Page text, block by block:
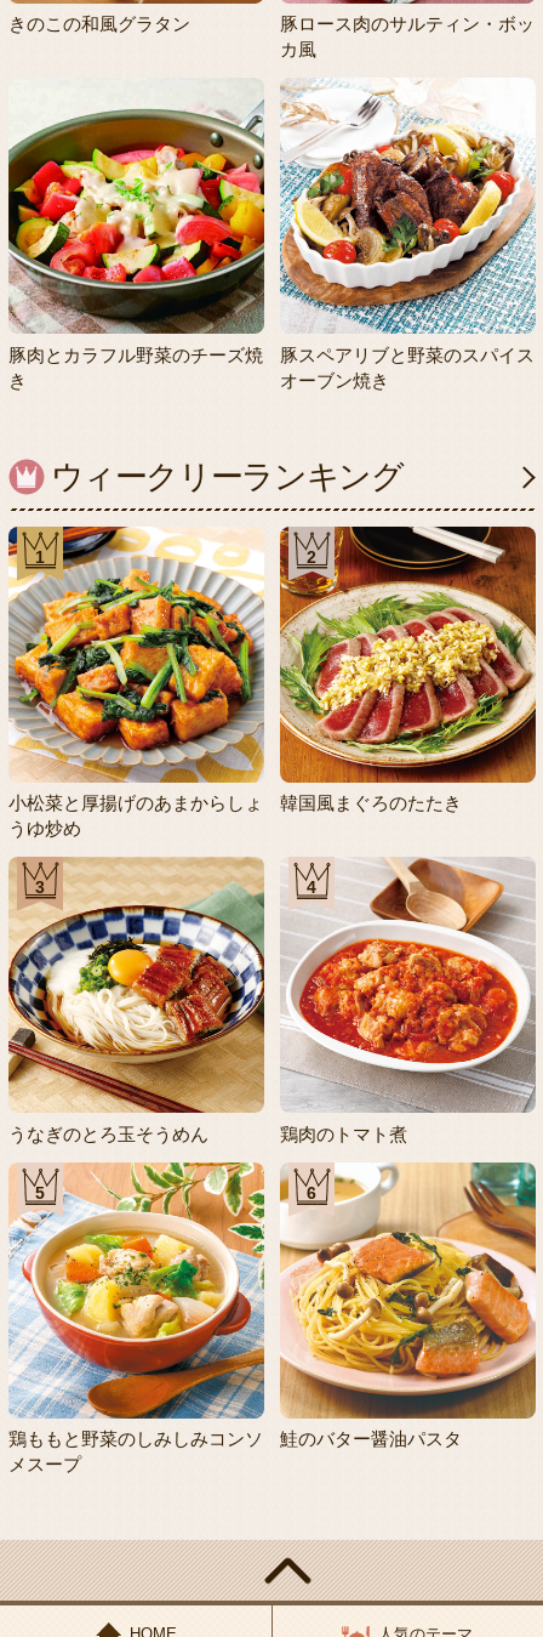
きのこの和風グラタン
豚ロース肉のサルティン・ボッ
カ風
豚肉とカラフル野菜のチーズ焼
き
豚スペアリブと野菜のスパイス
オーブン焼き
ウィークリーランキング
1
小松菜と厚揚げのあまからしょ
うゆ炒め
2
韓国風まぐろのたたき
3
うなぎのとろ玉そうめん
4
鶏肉のトマト煮
5
鶏ももと野菜のしみしみコンソ
メスープ
6
鮭のバター醤油パスタ